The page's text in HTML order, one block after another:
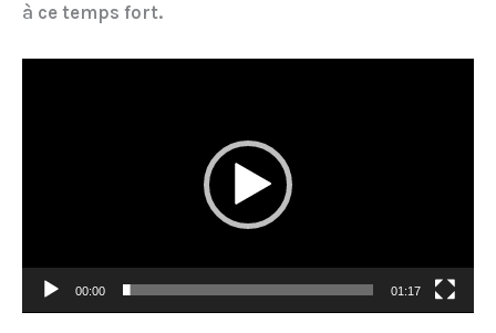
à ce temps fort.
00:00 01:17